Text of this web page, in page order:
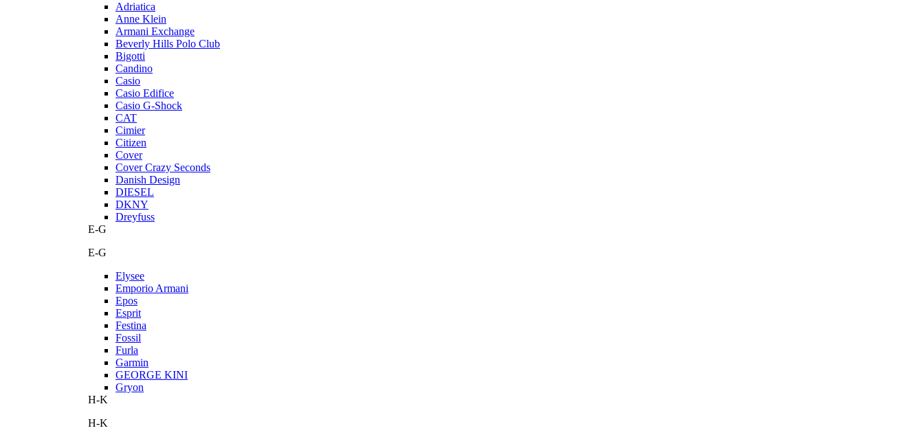
Adriatica
Anne Klein
Armani Exchange
Beverly Hills Polo Club
Bigotti
Candino
Casio
Casio Edifice
Casio G-Shock
CAT
Cimier
Citizen
Cover
Cover Crazy Seconds
Danish Design
DIESEL
DKNY
Dreyfuss
E-G
E-G
Elysee
Emporio Armani
Epos
Esprit
Festina
Fossil
Furla
Garmin
GEORGE KINI
Gryon
H-K
H-K